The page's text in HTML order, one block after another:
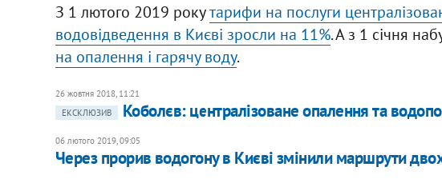
З 1 лютого 2019 рокутарифи на послуги
водовідведення в Києві зросли на 11%. А з 1 січня
на опалення і гарячу воду.
26 жовтня 2018, 11:21
ЕКСКЛЮЗИВ
Коболєв: централізоване опалення та
06 лютого 2019, 09:05
Через прорив водогону в Києві змінили маршрути